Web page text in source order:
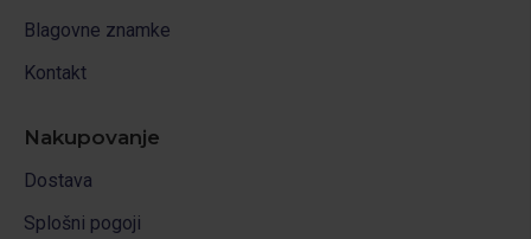
Blagovne znamke
Kontakt
Nakupovanje
Dostava
Splošni pogoji